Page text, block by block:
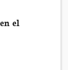
el